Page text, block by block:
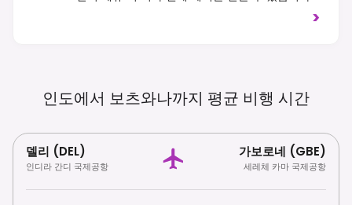
우측 통행입니다. 보존과 책임감 있는 관광에 높은>
인도에서 보츠와나까지 평균 비행 시간
델리 (DEL)
인디라 간디 국제공항
가보로네 (GBE)
세레체 카마 국제공항